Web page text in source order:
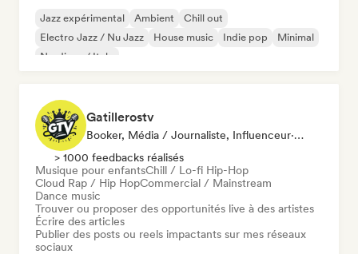
Jazz expérimental Ambient
Chill out
Electro Jazz / Nu Jazz
House music Indie pop
Minimal
Nu-disco / Italo
Gatillerostv
Booker, Média / Journaliste, Influenceur·euse Sur Les Réseaux Sociaux
> 1000 feedbacks réalisés
Musique pour enfantsChill / Lo-fi Hip-Hop
Cloud Rap / Hip HopCommercial / Mainstream
Dance music
Trouver ou proposer des opportunités live à des artistes
Écrire des articles
Publier des posts ou reels impactants sur mes réseaux
sociaux